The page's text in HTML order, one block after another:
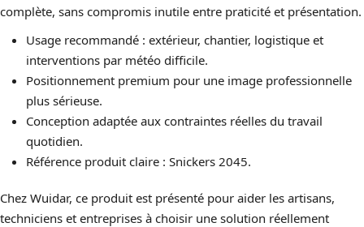
complète, sans compromis inutile entre praticité et présentation.
Usage recommandé : extérieur, chantier, logistique et
interventions par météo difficile.
Positionnement premium pour une image professionnelle
plus sérieuse.
Conception adaptée aux contraintes réelles du travail
quotidien.
Référence produit claire : Snickers 2045.
Chez Wuidar, ce produit est présenté pour aider les artisans,
techniciens et entreprises à choisir une solution réellement